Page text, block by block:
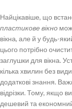
Найцікавіше, що
пластикове вікно
вікна, але й у будь-
цього потрібно
заглушки для вікна.
кілька хвилин без
додаткові знання.
відрізки. Тому, якщо
дешевий та